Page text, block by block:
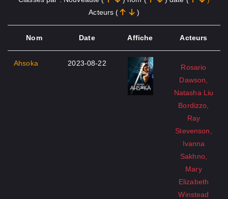
Acteurs (
)
Nom Date Affiche Acteurs
Ahsoka 2023-08-22
Rosario
Dawson,
Natasha Liu
Bordizzo,
Ray
Stevenson,
Ivanna
Sakhno,
Mary
Elizabeth
Winstead